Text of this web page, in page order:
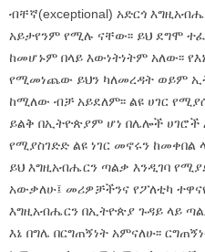
ብቸኛ(exceptional) አድርጎ
አይታየንም የሚሉ ናቸው፡፡ ይህ ደግሞ
ከመሆኑም በላይ እውነትነትም አለው፡፡
የሚመነጨው ይህን ካለመረዳት ወይም
ከሚለው ብቻ አይደለም፡፡ ልዩ ሀገር
ይልቅ በኢትዮጵያም ሆነ በሌሎች ሀገሮች
የሚያስገድድ ልዩ ነገር መኖሩን ከመቀበል
ይህ እግዚአብሔርን ጣልቃ እንዲገባ
አውቃለሁ፤ መሪዎቻችንና የፖለቲካ
እግዚአብሔርን በኢትዮጵያ ጉዳይ ላይ
እኔ በግሌ በርግጠኝነት አምናለሁ፡፡